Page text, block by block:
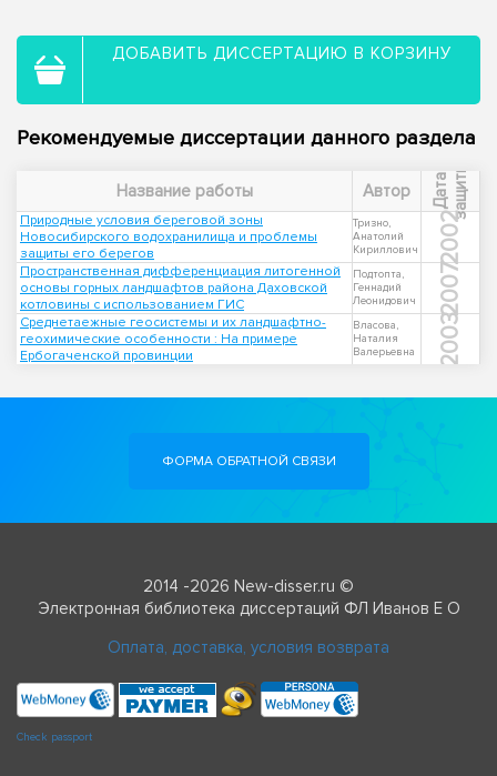
ДОБАВИТЬ ДИССЕРТАЦИЮ В КОРЗИНУ
Рекомендуемые диссертации данного раздела
Название работы Автор Д
а
т
а
з
а
щ
и
т ы
Природные условия береговой зоны
Новосибирского водохранилища и проблемы
защиты его берегов
Тризно,
Анатолий
Кириллович
2002
Пространственная дифференциация литогенной
основы горных ландшафтов района Даховской
котловины с использованием ГИС
Подтопта,
Геннадий
Леонидович
2007
Среднетаежные геосистемы и их ландшафтно-
геохимические особенности : На примере
Ербогаченской провинции
Власова,
Наталия
Валерьевна
2003
ФОРМА ОБРАТНОЙ СВЯЗИ
2014 -2026 New-disser.ru ©
Электронная библиотека диссертаций ФЛ Иванов Е О
Оплата, доставка, условия возврата
Check passport